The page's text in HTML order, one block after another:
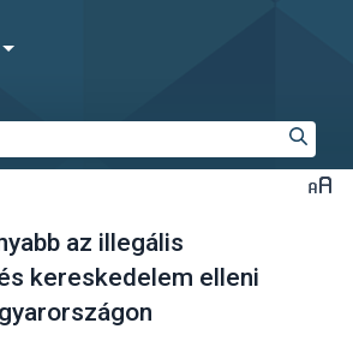
az illegális
kereskedelem elleni